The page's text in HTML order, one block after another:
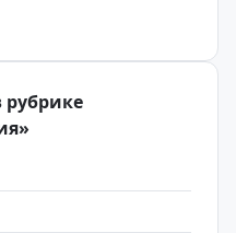
рубрике